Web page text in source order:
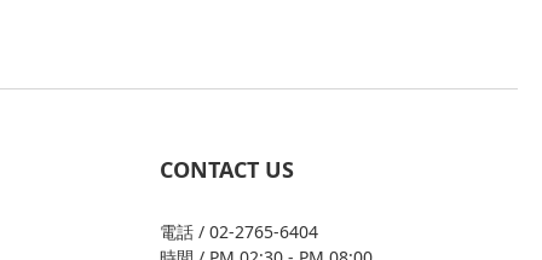
CONTACT US
電話 / 02-2765-6404